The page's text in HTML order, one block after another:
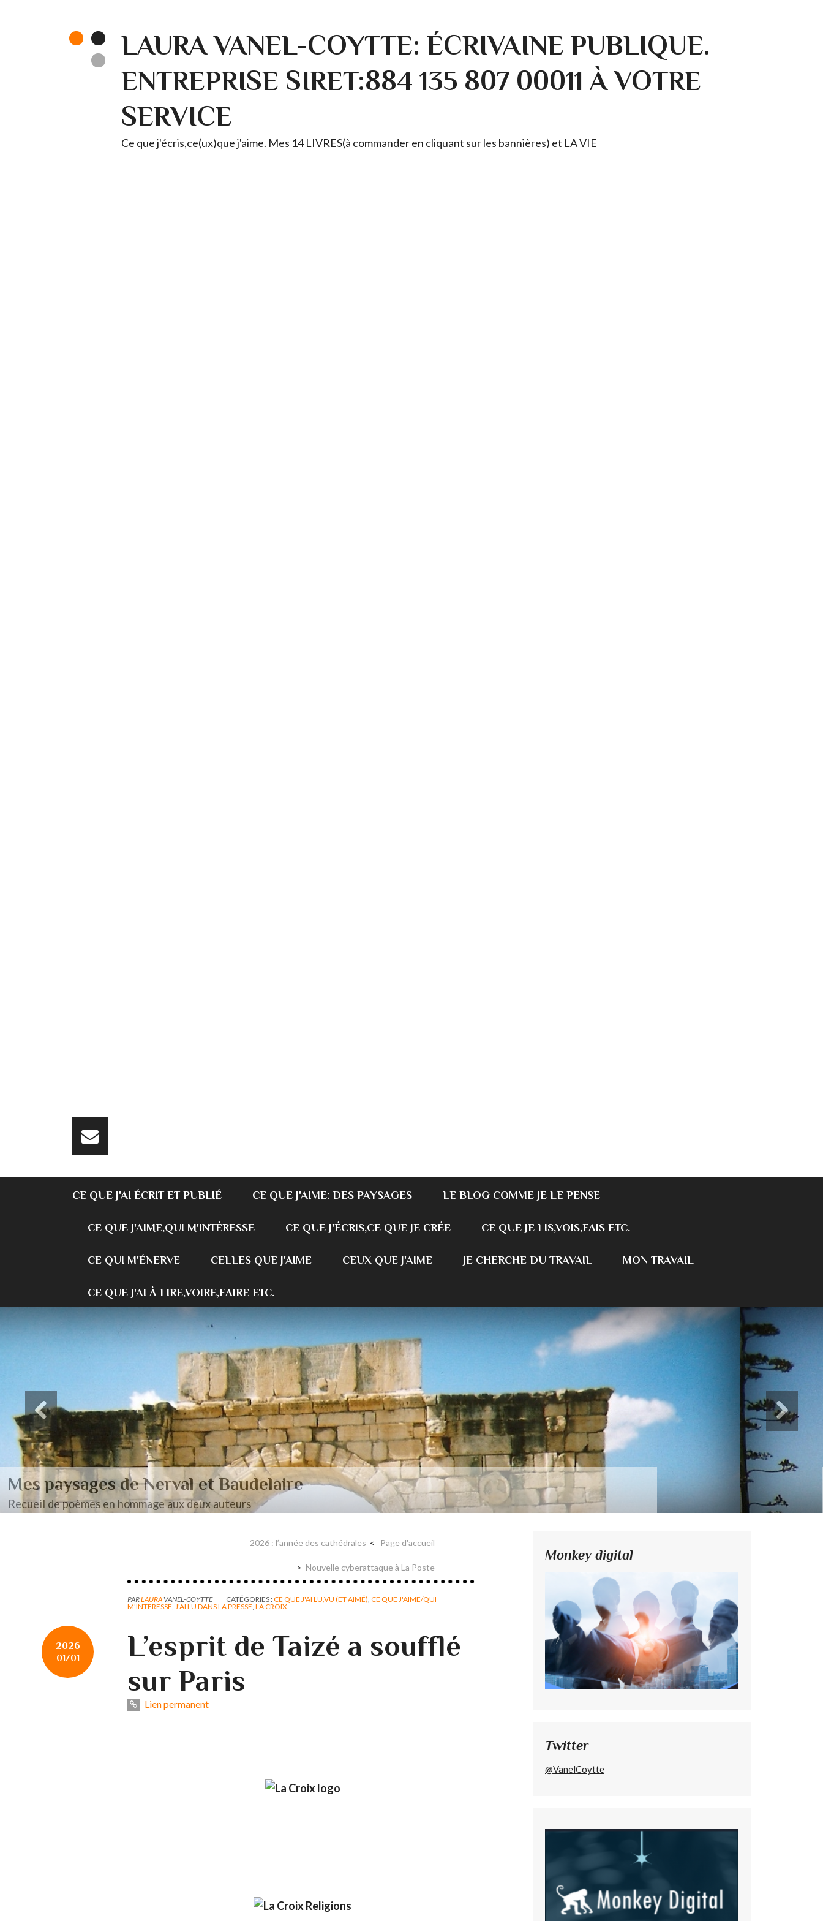
LAURA VANEL-COYTTE: ÉCRIVAINE PUBLIQUE.
ENTREPRISE SIRET:884 135 807 00011 À VOTRE
SERVICE
Ce que j'écris,ce(ux)que j'aime. Mes 14 LIVRES(à commander en cliquant sur les bannières) et LA VIE
CE QUE J'AI ÉCRIT ET PUBLIÉ CE QUE J'AIME: DES PAYSAGES LE BLOG COMME JE LE PENSE
CE QUE J'AIME,QUI M'INTÉRESSE CE QUE J'ÉCRIS,CE QUE JE CRÉE CE QUE JE LIS,VOIS,FAIS ETC.
CE QUI M'ÉNERVE CELLES QUE J'AIME CEUX QUE J'AIME JE CHERCHE DU TRAVAIL MON TRAVAIL
CE QUE J'AI À LIRE,VOIRE,FAIRE ETC.
Des paysages de Baudelaire et Nerval
Mon mémoire de maîtrise
2026 : l’année des cathédrales Page d'accueil
Nouvelle cyberattaque à La Poste
PARLAURA VANEL-COYTTE CATÉGORIES :CE QUE J'AI LU,VU (ET AIMÉ) CE QUE J'AIME/QUI
M'INTERESSE J'AI LU DANS LA PRESSE LA CROIX
2026
01/01
L’esprit de Taizé a soufflé
sur Paris
Lien permanent
Monkey digital
Twitter
@VanelCoytte